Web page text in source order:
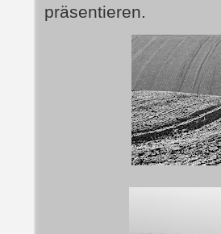
präsentieren.